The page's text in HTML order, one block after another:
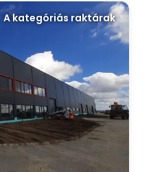
A kategóriás raktárak